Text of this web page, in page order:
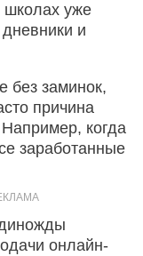
школах уже
и
без заминок,
причина
когда
заработанные
онлайн-